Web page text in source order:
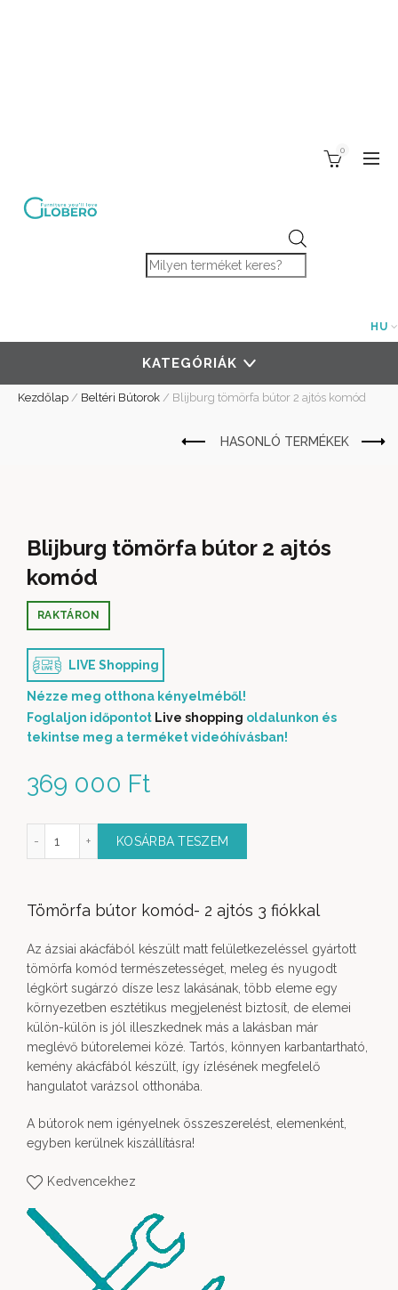
Products search
0
HU
KATEGÓRIÁK
Kezdőlap / Beltéri Bútorok / Blijburg tömörfa bútor 2 ajtós komód
Blijburg tömörfa bútor 2 ajtós
komód
369 000 Ft
RAKTÁRON
LIVE Shopping
Nézze meg otthona kényelméből!
Foglaljon időpontot Live shopping oldalunkon és
tekintse meg a terméket videóhívásban!
bútor 2 ajtós komód mennyiség
KOSÁRBA TESZEM
Tömörfa bútor komód- 2 ajtós 3 fiókkal
Az ázsiai akácfából készült matt felületkezeléssel gyártott
tömörfa komód természetességet, meleg és nyugodt
légkört sugárzó dísze lesz lakásának, több eleme egy
környezetben esztétikus megjelenést biztosít, de elemei
külön-külön is jól illeszkednek más a lakásban már
meglévő bútorelemei közé. Tartós, könnyen karbantartható,
kemény akácfából készült, így ízlésének megfelelő
hangulatot varázsol otthonába.
A bútorok nem igényelnek összeszerelést, elemenként,
egyben kerülnek kiszállításra!
Kedvencekhez